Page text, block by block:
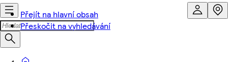
Přejít na hlavní obsah
Přeskočit na vyhledávání